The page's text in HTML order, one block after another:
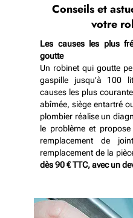
Conseils et
votre
Les causes les plus
goutte
Un robinet qui goutte
gaspille jusqu’à 100
causes les plus
abîmée, siège entartré
plombier réalise un
le problème et
remplacement de
remplacement de la
dès 90 € TTC, avec un